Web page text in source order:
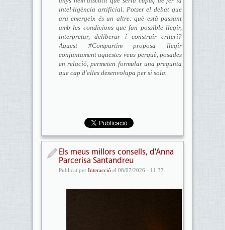
intel·ligència artificial. Potser el debat que
ara emergeix és un altre: què estàpassant
amb les condicions que fan possible llegir,
interpretar, deliberar i construir criteri?
Aquest #Compartim proposa llegir
conjuntament aquestes veus perquè, posades
en relació, permeten formular una pregunta
que cap d'elles desenvolupa per si sola.
Els meus millors consells, d'Anna
Parcerisa Santandreu
Publicat per Interacció el 08/07/2026 - 11:37